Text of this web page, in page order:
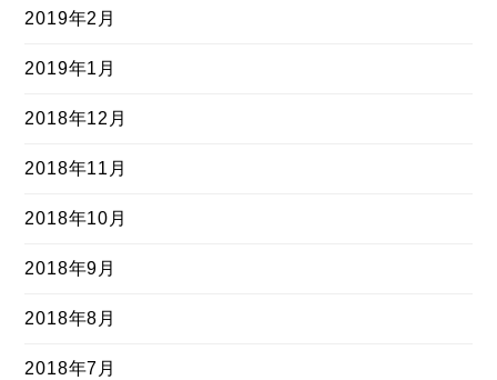
2019年2月
2019年1月
2018年12月
2018年11月
2018年10月
2018年9月
2018年8月
2018年7月